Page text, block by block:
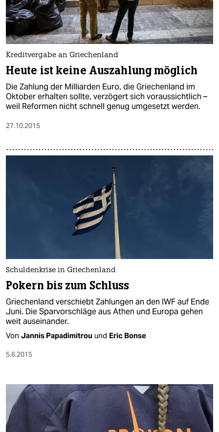
Kreditvergabe an Griechenland
Heute ist keine Auszahlung möglich
Die Zahlung der Milliarden Euro, die Griechenland im
Oktober erhalten sollte, verzögert sich voraussichtlich –
weil Reformen nicht schnell genug umgesetzt werden.
27.10.2015
Schuldenkrise in Griechenland
Pokern bis zum Schluss
Griechenland verschiebt Zahlungen an den IWF auf Ende
Juni. Die Sparvorschläge aus Athen und Europa gehen
weit auseinander.
Von Jannis Papadimitrou und Eric Bonse
5.6.2015